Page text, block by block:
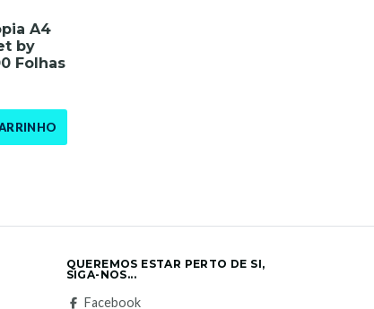
A4
by
Folhas
QUEREMOS ESTAR PERTO DE SI,
SIGA-NOS...
Facebook